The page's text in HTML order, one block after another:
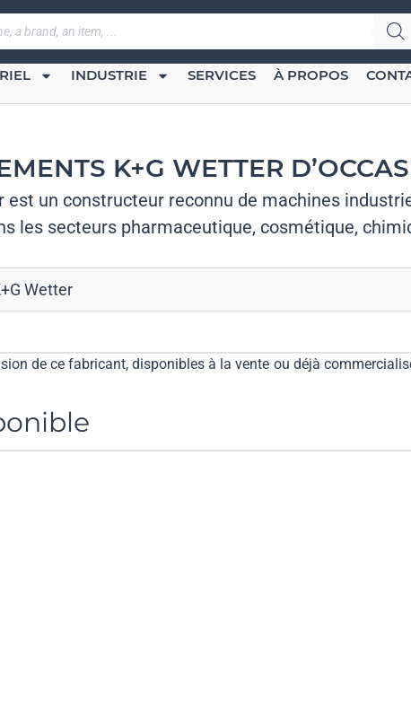
INDUSTRIE SERVICES À PROPOS
K+G WETTER
est un constructeur reconnu de machines
les secteurs pharmaceutique, cosmétique,
Wetter
de ce fabricant, disponibles à la vente ou déjà